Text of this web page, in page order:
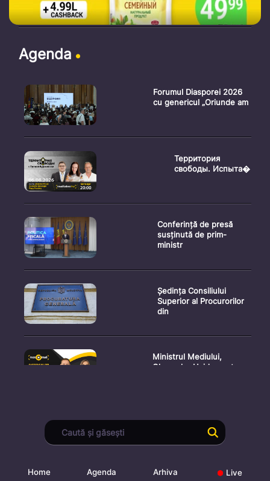
Agenda
Forumul Diasporei 2026
cu genericul „Oriunde am
Территория
свободы. Испыта�
Conferință de presă
susținută de prim-
ministr
Ședința Consiliului
Superior al Procurorilor
din
Ministrul Mediului,
Gheorghe Hajder, este
Consultări publice privind
proiectul de lege pent
Home Agenda Arhiva Live